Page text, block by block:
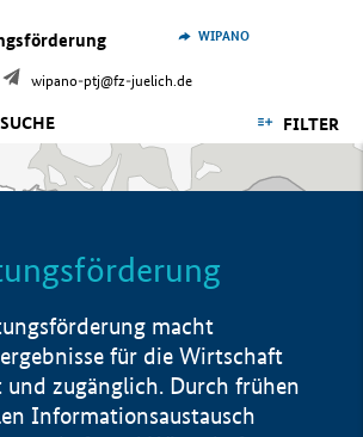
wipano-ptj@fz-juelich.de
WIPANO
SUCHE FILTER
macht
für die Wirtschaft
zugänglich. Durch frühen
Informationsaustausch